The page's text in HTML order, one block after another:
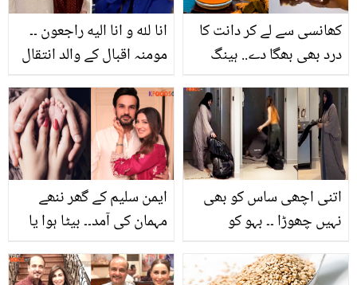
انا لله و انا الیه راجعون ۔۔
مومنہ اقبال کے والد انتقال
شیئر کرتے ہوئے کیا کہا؟
کھانسی سے لے کر دانت کا
درد بھی بھگا دے.. ہینگ
پانی کیسے بنائیں؟ جانیں
استعمال کے طریقے اور
فائدے
ایمن سلیم کے گھر ننھے
مہمان کی آمد۔۔ بیٹا ہوا یا
اتنی اچھی ساس کو بھی
نہیں چھوڑا ۔۔ بہو کو
گیا؟ دیکھیے